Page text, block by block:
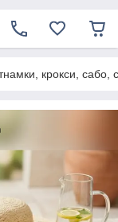
крокси, сабо,